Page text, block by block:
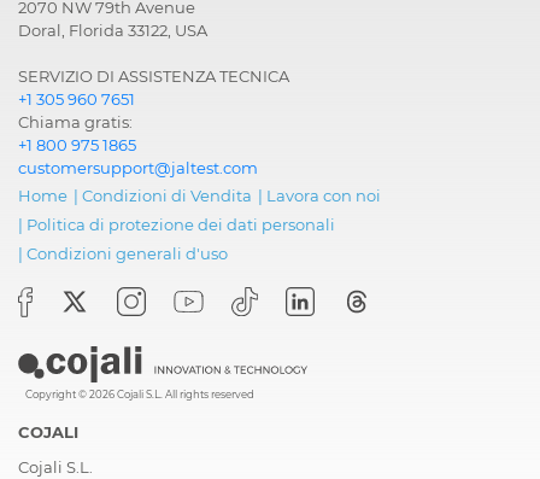
2070 NW 79th Avenue
Doral, Florida 33122, USA
SERVIZIO DI ASSISTENZA TECNICA
+1 305 960 7651
Chiama gratis:
+1 800 975 1865
customersupport@jaltest.com
Home | Condizioni di Vendita | Lavora con noi
| Politica di protezione dei dati personali
| Condizioni generali d'uso
Copyright © 2026 Cojali S.L. All rights reserved
COJALI
Cojali S.L.